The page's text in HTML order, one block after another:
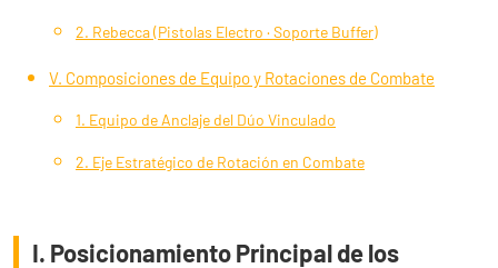
2. Rebecca (Pistolas Electro · Soporte Buffer)
V. Composiciones de Equipo y Rotaciones de Combate
1. Equipo de Anclaje del Dúo Vinculado
2. Eje Estratégico de Rotación en Combate
I. Posicionamiento Principal de los